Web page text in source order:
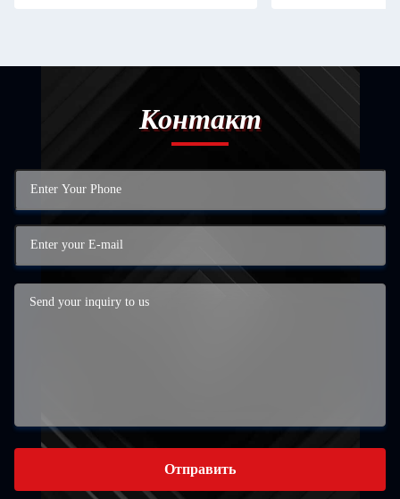
Контакт
Отправить